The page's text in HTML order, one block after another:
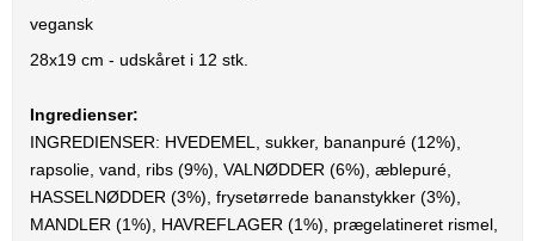
vegansk
28x19 cm - udskåret i 12 stk.
Ingredienser:
INGREDIENSER: HVEDEMEL, sukker, bananpuré (12%),
rapsolie, vand, ribs (9%), VALNØDDER (6%), æblepuré,
HASSELNØDDER (3%), frysetørrede bananstykker (3%),
MANDLER (1%), HAVREFLAGER (1%), prægelatineret rismel,